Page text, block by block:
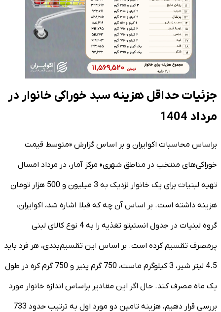
جزئیات حداقل هزینه سبد خوراکی خانوار در
مرداد 1404
براساس محاسبات اکوایران و بر اساس گزارش «متوسط قیمت
خوراکی‌های منتخب در مناطق شهری» مرکز آمار، در مرداد امسال
تهیه لبنیات برای یک خانوار نزدیک به 3 میلیون و 500 هزار تومان
هزینه داشته است. بر اساس آن چه که قبلا اشاره شد، اکوایران،
گروه لبنیات در جدول انستیتو تغذیه را به 4 نوع کالای لبنی
پرمصرف تقسیم کرده است. بر اساس این تقسیم‌بندی، هر فرد باید
4.5 لیتر شیر، 3 کیلوگرم ماست، 750 گرم پنیر و 750 گرم کره در طول
یک ماه مصرف کند. حال اگر این مقادیر براساس اندازه خانوار مورد
بررسی قرار دهیم، هزینه تامین دو مورد اول به ترتیب حدود 733